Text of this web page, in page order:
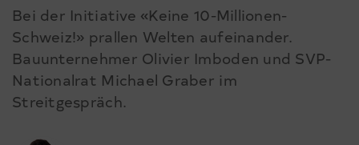
Bei der Initiative «Keine 10-Millionen-
Schweiz!» prallen Welten aufeinander.
Bauunternehmer Olivier Imboden und SVP-
Nationalrat Michael Graber im
Streitgespräch.